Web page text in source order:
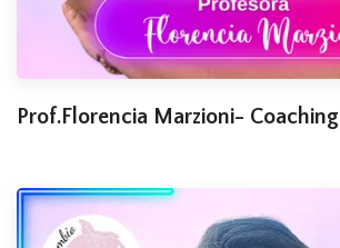
Prof.Florencia Marzioni- Coaching